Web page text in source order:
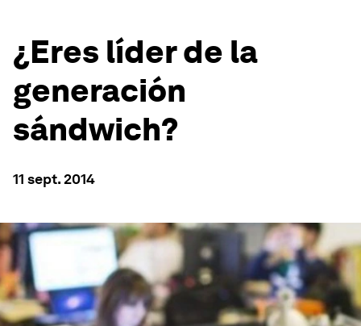
¿Eres líder de la
generación
sándwich?
11 sept. 2014